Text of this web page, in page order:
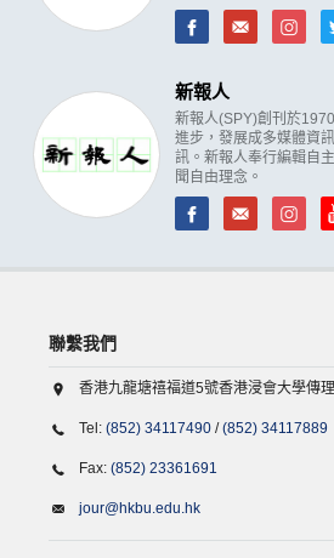
新報人
新報人(SPY)創刊於
進步，發展成多媒體資
訊。新報人奉行編輯自
聞自由理念。
聯繫我們
香港九龍塘禧福道5號香港浸會大學傳
Tel: (852) 34117490 /(852) 34117889
Fax: (852) 23361691
jour@hkbu.edu.hk